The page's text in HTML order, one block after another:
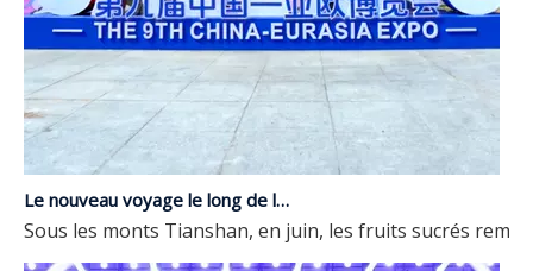
Le nouveau voyage le long de la Route de la Soie | Le groupe JP fait ses débuts à la 9e exposition Chine-Eurasie
Sous les monts Tianshan, en juin, les fruits sucrés